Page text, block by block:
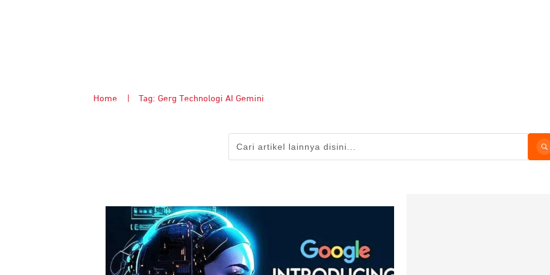
Home Tag: Gerg Technologi AI Gemini